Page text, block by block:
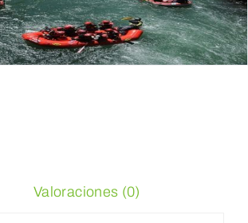
Valoraciones (0)